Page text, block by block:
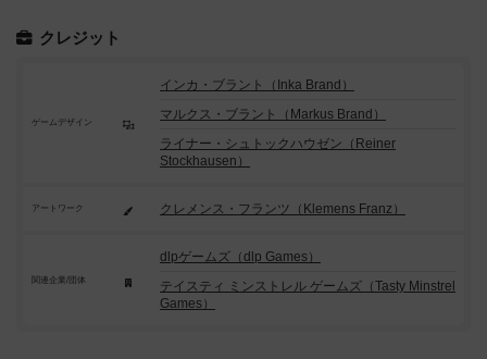
クレジット
ゲームデザイン
インカ・ブラント（Inka Brand）
マルクス・ブラント（Markus Brand）
ライナー・シュトックハウゼン（Reiner
Stockhausen）
アートワーク クレメンス・フランツ（Klemens Franz）
関連企業/団体
dlpゲームズ（dlp Games）
テイスティ ミンストレル ゲームズ（Tasty Minstrel
Games）